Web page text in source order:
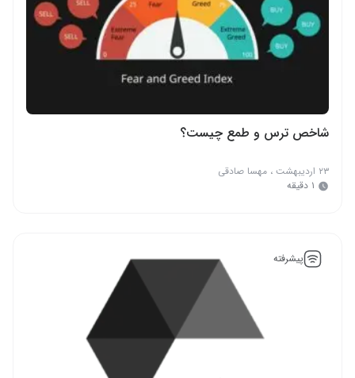
شاخص ترس و طمع چیست؟
۲۳ اردیبهشت ، مهسا صادقی
۱ دقیقه
پیشرفته